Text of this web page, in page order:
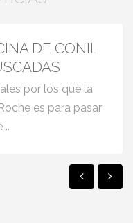
DE CONIL
por los que la
es para pasar
..